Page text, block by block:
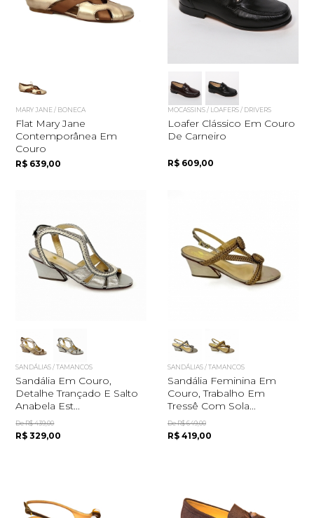
MARY JANE / BONECA
Flat Mary Jane
Contemporânea Em
Couro
R$ 639,00
MOCASSINS / LOAFERS / DRIVERS
Loafer Clássico Em Couro
De Carneiro
R$ 609,00
SANDÁLIAS / TAMANCOS
Sandália Em Couro,
Detalhe Trançado E Salto
Anabela Est...
De R$ 439,00
R$ 329,00
SANDÁLIAS / TAMANCOS
Sandália Feminina Em
Couro, Trabalho Em
Tressê Com Sola...
De R$ 649,00
R$ 419,00